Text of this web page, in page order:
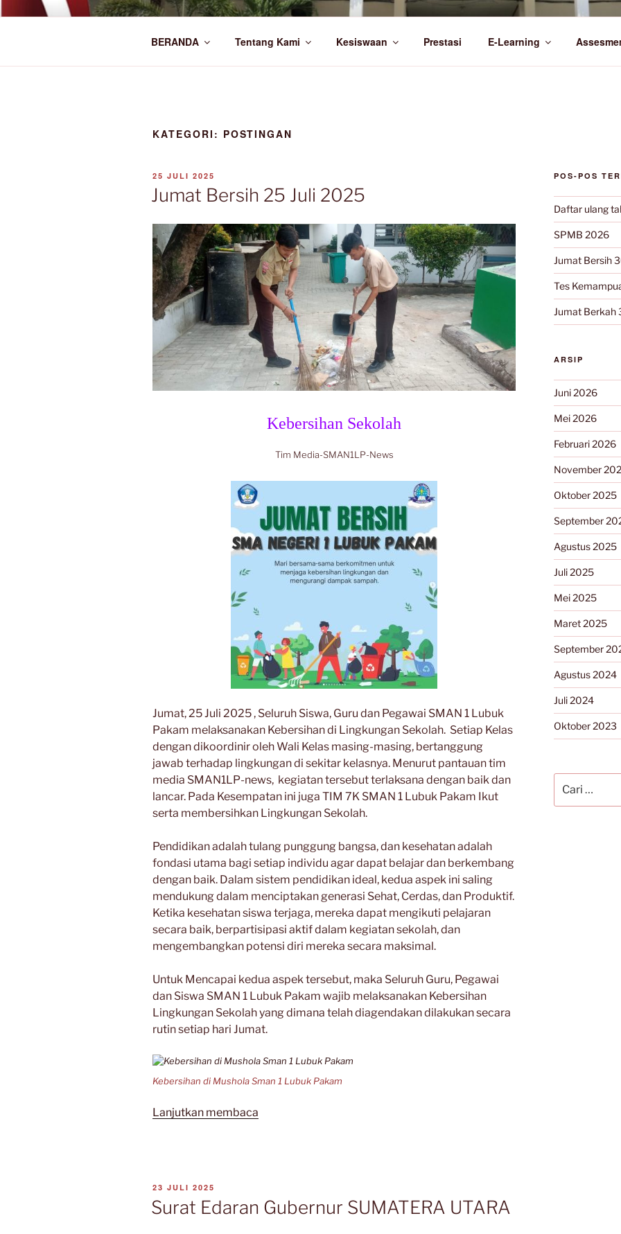
SMA NEGERI 1 LUBUK PAKAM
Official Website
BERANDA Tentang Kami Kesiswaan Prestasi E-Learning
KATEGORI: POSTINGAN
DIPOSKAN
PADA
25 JULI 2025
Jumat Bersih 25 Juli 2025
Kebersihan Sekolah
Tim Media-SMAN1LP-News
Jumat, 25 Juli 2025 , Seluruh Siswa, Guru dan Pegawai SMAN 1 Lubuk
Pakam melaksanakan Kebersihan di Lingkungan Sekolah. Setiap Kelas
dengan dikoordinir oleh Wali Kelas masing-masing, bertanggung
jawab terhadap lingkungan di sekitar kelasnya. Menurut pantauan tim
media SMAN1LP-news, kegiatan tersebut terlaksana dengan baik dan
lancar. Pada Kesempatan ini juga TIM 7K SMAN 1 Lubuk Pakam Ikut
serta membersihkan Lingkungan Sekolah.
Pendidikan adalah tulang punggung bangsa, dan kesehatan adalah
fondasi utama bagi setiap individu agar dapat belajar dan berkembang
dengan baik. Dalam sistem pendidikan ideal, kedua aspek ini saling
mendukung dalam menciptakan generasi Sehat, Cerdas, dan Produktif.
Ketika kesehatan siswa terjaga, mereka dapat mengikuti pelajaran
secara baik, berpartisipasi aktif dalam kegiatan sekolah, dan
mengembangkan potensi diri mereka secara maksimal.
Untuk Mencapai kedua aspek tersebut, maka Seluruh Guru, Pegawai
dan Siswa SMAN 1 Lubuk Pakam wajib melaksanakan Kebersihan
Lingkungan Sekolah yang dimana telah diagendakan dilakukan secara
rutin setiap hari Jumat.
Kebersihan di Mushola Sman 1 Lubuk Pakam
Lanjutkan membaca
DIPOSKAN
PADA
23 JULI 2025
Surat Edaran Gubernur SUMATERA UTARA
POS-POS
Daftar ulang
SPMB 2026
Jumat Bersih
Tes
Jumat Berkah
ARSIP
Juni 2026
Mei 2026
Februari 2026
November
Oktober 2025
September
Agustus 2025
Juli 2025
Mei 2025
Maret 2025
September
Agustus 2024
Juli 2024
Oktober 2023
untuk: